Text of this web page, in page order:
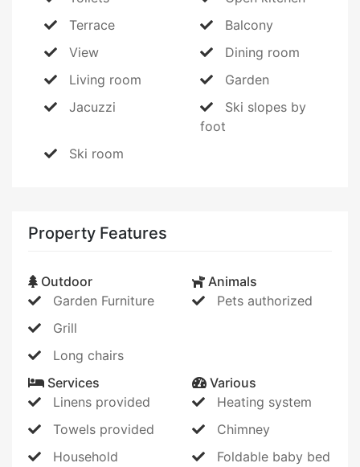
Terrace
Balcony
View
Dining room
Living room
Garden
Jacuzzi
Ski slopes by
foot
Ski room
Property Features
Outdoor
Garden Furniture
Grill
Long chairs
Animals
Pets authorized
Services
Linens provided
Towels provided
Household
Various
Heating system
Chimney
Foldable baby bed